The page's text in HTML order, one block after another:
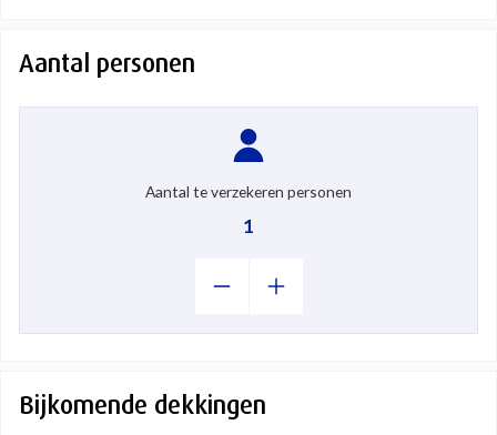
Aantal personen
Aantal te verzekeren personen
1
Bijkomende dekkingen